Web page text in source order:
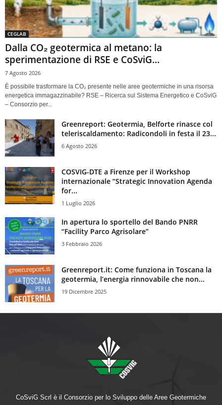
CEGLAB
Dalla CO₂ geotermica al metano: la
sperimentazione di RSE e CoSviG...
7 Agosto 2026
È possibile trasformare la CO₂ presente nelle aree geotermiche in una risorsa
energetica immagazzinabile? RSE – Ricerca sul Sistema Energetico e CoSviG
– Consorzio per...
Greenreport: Geotermia, Belforte rinasce col
teleriscaldamento: Radicondoli in festa il 23...
6 Agosto 2026
COSVIG-DTE a Firenze per il Workshop
internazionale “Strategic Innovation Agenda
for...
1 Luglio 2026
In apertura lo sportello del Bando PNRR
“Facility Parco Agrisolare”
3 Febbraio 2026
Greenreport.it: Come funziona in Toscana la
geotermia, l’energia rinnovabile che non...
19 Dicembre 2025
CoSviG Scrl è il Consorzio per lo Sviluppo delle Aree Geotermiche